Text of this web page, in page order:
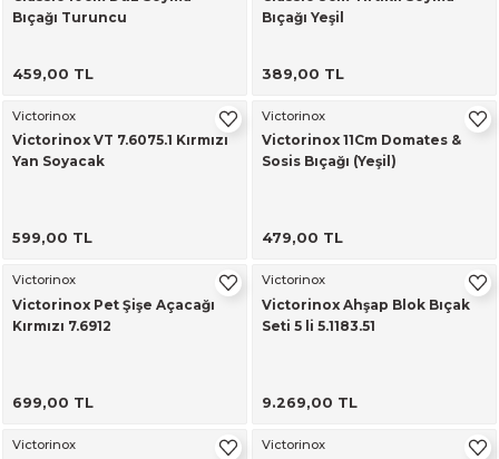
Bıçağı Turuncu
459,00 TL
Bıçağı Yeşil
389,00 TL
Victorinox
Victorinox VT 7.6075.1 Kırmızı
Yan Soyacak
599,00 TL
Victorinox
Victorinox 11Cm Domates &
Sosis Bıçağı (Yeşil)
479,00 TL
Victorinox
Victorinox Pet Şişe Açacağı
Kırmızı 7.6912
699,00 TL
Victorinox
Victorinox Ahşap Blok Bıçak
Seti 5 li 5.1183.51
9.269,00 TL
Victorinox Victorinox